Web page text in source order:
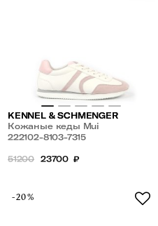
KENNEL & SCHMENGER
Кожаные кеды Mui
222102-8103-7315
51200 23700 ₽
-20%